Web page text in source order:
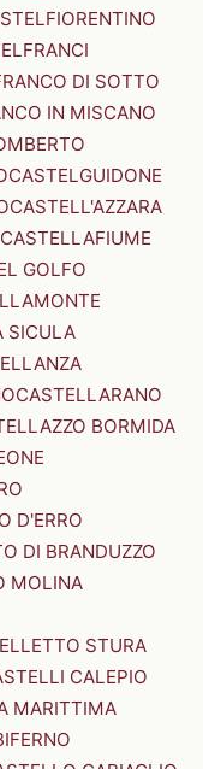
DI SOTTO
IN MISCANO
CASTELGUIDONE
CASTELL'AZZARA
CASTELLAFIUME
GOLFO
SICULA
CASTELLARANO
BORMIDA
D'ERRO
DI BRANDUZZO
MOLINA
STURA
CALEPIO
MARITTIMA